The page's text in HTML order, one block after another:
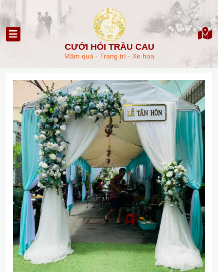
CƯỚI HỎI TRẦU CAU
Mâm quả - Trang trí - Xe hoa